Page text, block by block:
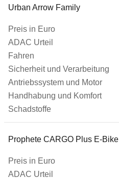
Antriebssystem und Motor
Schadstoffe
Urban Arrow Family
Prophete CARGO Plus E-Bike